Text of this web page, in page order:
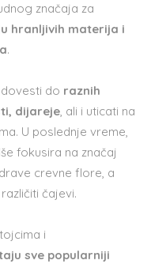
značaja za
hranljivih materija i
.
do raznih
dijareje, ali i uticati na
U poslednje vreme,
fokusira na značaj
crevne flore, a
čajevi.
i
sve popularniji